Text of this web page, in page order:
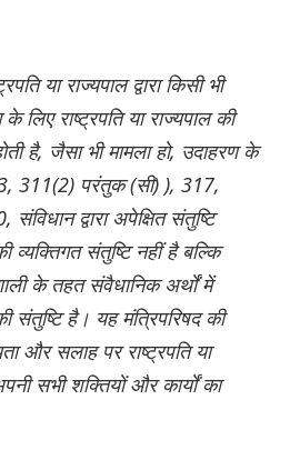
या राज्यपाल द्वारा किसी भी
लिए राष्ट्रपति या राज्यपाल की
है, जैसा भी मामला हो, उदाहरण के
311(2) परंतुक (सी) ), 317,
द्वारा अपेक्षित संतुष्टि
व्यक्तिगत संतुष्टि नहीं है बल्कि
के तहत संवैधानिक अर्थों में
संतुष्टि है। यह मंत्रिपरिषद की
और सलाह पर राष्ट्रपति या
सभी शक्तियों और कार्यों का